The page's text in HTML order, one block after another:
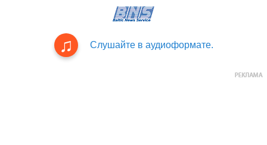
Слушайте в аудиоформате.